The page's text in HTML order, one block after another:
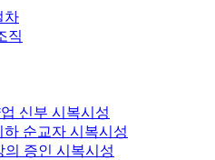
차
직
신부 시복시성
하 순교자 시복시성
의 증인 시복시성